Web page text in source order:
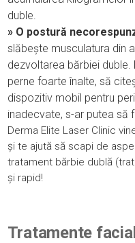
duble.
» O postură
slăbește musculatura din
dezvoltarea bărbiei
perne foarte înalte, să
dispozitiv mobil pentru
inadecvate, s-ar putea să
Derma Elite Laser Clinic
și te ajută să scapi de
tratament bărbie dublă
și rapid!
Tratamente